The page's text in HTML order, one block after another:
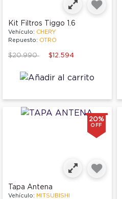
Kit Filtros Tiggo 1.6
Vehículo: CHERY
Repuesto: OTRO
Price reduced from
$20.990to $12.594
20%
OFF
Tapa Antena
Vehículo: MITSUBISHI